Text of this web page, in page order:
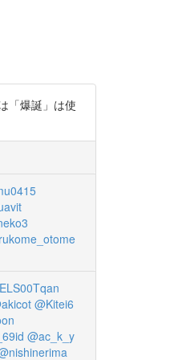
「爆誕」は使
@Kitei6
@ac_k_y